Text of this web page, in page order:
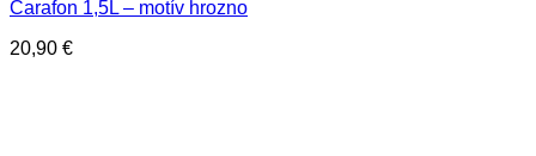
Carafon 1,5L – motív hrozno
20,90 €